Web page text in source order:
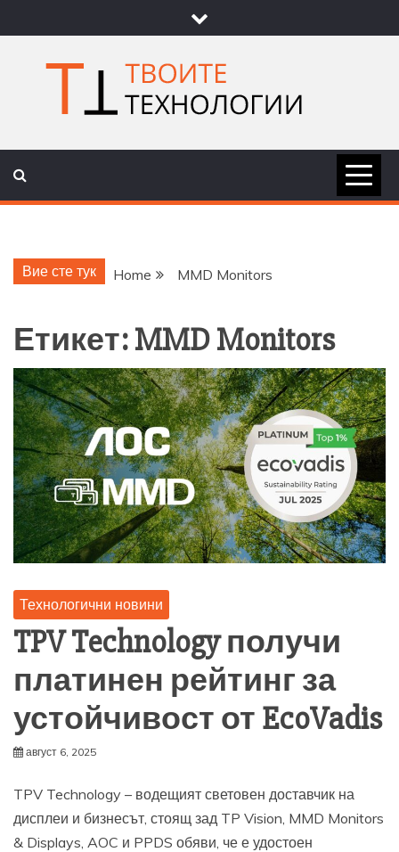
to
content
ТВОИТЕ
Вие сте тук Home MMD Monitors
Етикет:MMD Monitors
Технологични новини
TPV Technology получи
платинен рейтинг за
устойчивост от EcoVadis
август 6, 2025
TPV Technology – водещият световен доставчик на
дисплеи и бизнесът, стоящ зад TP Vision, MMD Monitors
& Displays, AOC и PPDS обяви, че е удостоен